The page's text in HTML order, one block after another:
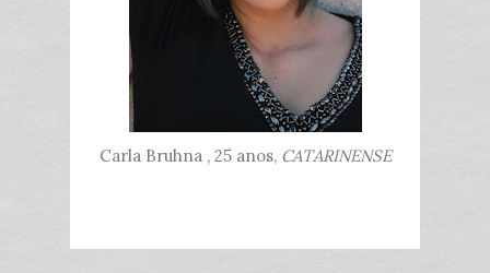
Carla Bruhna , 25 anos, CATARINENSE